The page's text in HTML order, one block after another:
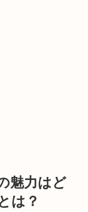
魅力はど
は？